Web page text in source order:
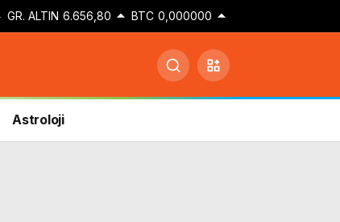
GR. ALTIN 6.656,80 BTC 0,000000
Astroloji